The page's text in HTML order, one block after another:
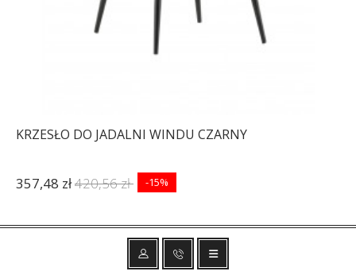
KRZESŁO DO JADALNI WINDU CZARNY
357,48 zł420,56 zł -15%